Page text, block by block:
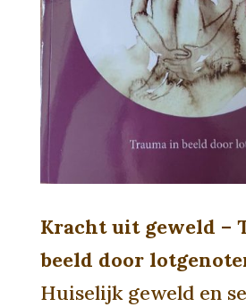
Kracht uit geweld –
beeld door
Huiselijk geweld en